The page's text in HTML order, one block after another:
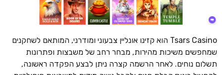
Tsars Casino הוא קזינו אונליין צבעוני ומודרני, המותאם לשחקנים
שמחפשים משיכות מהירות, מבחר רחב של משבצות ופתרונות
תשלום נוחים. לאחר הרשמה קצרה ניתן לבצע הפקדה ראשונה,